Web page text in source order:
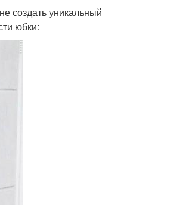
создать уникальный
юбки: